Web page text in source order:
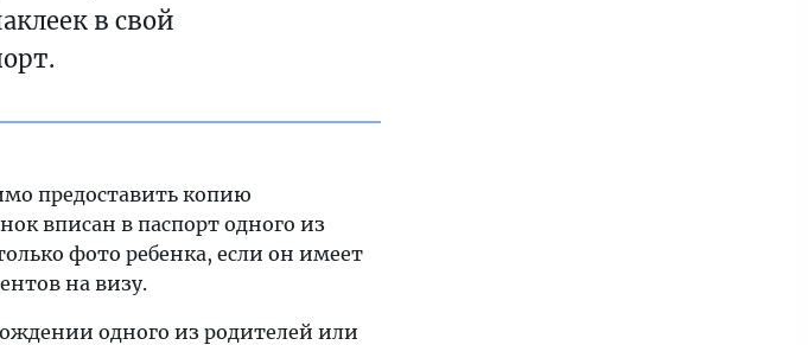
в свой
предоставить копию
вписан в паспорт одного из
фото ребенка, если он имеет
на визу.
одного из родителей или